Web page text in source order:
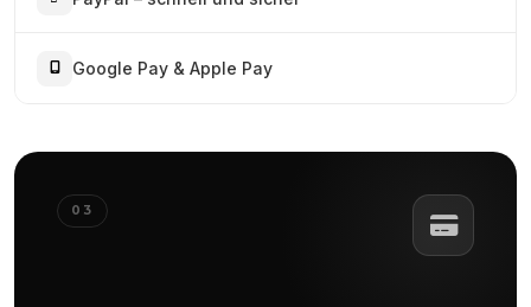
Google Pay & Apple Pay
03